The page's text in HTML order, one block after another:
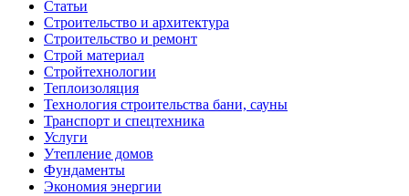
Статьи
Строительство и архитектура
Строительство и ремонт
Строй материал
Стройтехнологии
Теплоизоляция
Технология строительства бани, сауны
Транспорт и спецтехника
Услуги
Утепление домов
Фундаменты
Экономия энергии